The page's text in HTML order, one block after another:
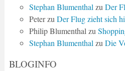
Stephan BlumenthalzuDer
PeterzuDer Flug zieht sich
Philip Blumenthalzu
Stephan BlumenthalzuDie
BLOGINFO